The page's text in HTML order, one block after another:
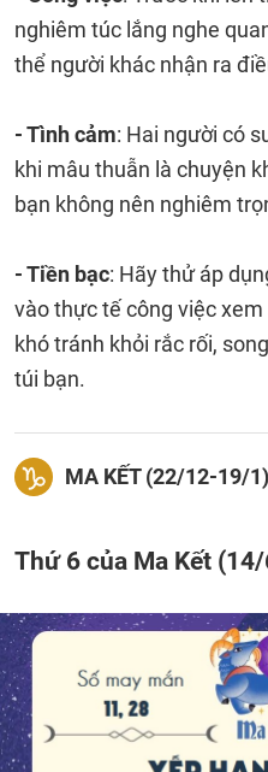
nghiêm túc lắng nghe
thể người khác nhận ra
- Tình cảm: Hai người có
khi mâu thuẫn là chuyện
bạn không nên nghiêm
- Tiền bạc: Hãy thử áp
vào thực tế công việc
khó tránh khỏi rắc rối,
túi bạn.
MA KẾT (22/12-19/1)
Thứ 6 của Ma Kết